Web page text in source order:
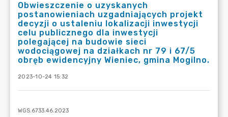
Obwieszczenie o uzyskanych
postanowieniach uzgadniających projekt
decyzji o ustaleniu lokalizacji inwestycji
celu publicznego dla inwestycji
polegającej na budowie sieci
wodociągowej na działkach nr 79 i 67/5
obręb ewidencyjny Wieniec, gmina Mogilno.
2023-10-24 15:32